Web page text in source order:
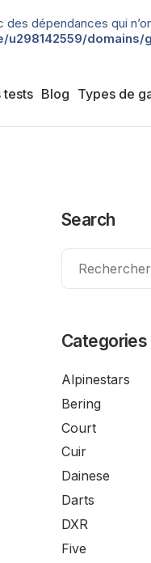
dépendances qui
u298142559/
tests Blog Types de
Search
Categories
Alpinestars
Bering
Court
Cuir
Dainese
Darts
DXR
Five